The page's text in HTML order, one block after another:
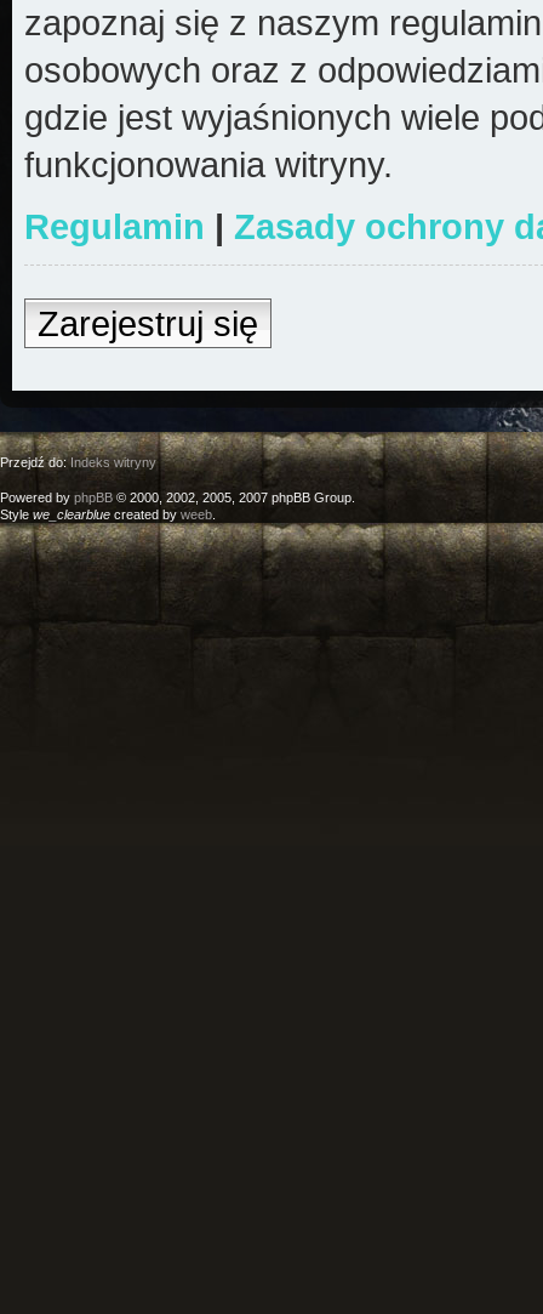
zapoznaj się z naszym
osobowych oraz z
gdzie jest wyjaśnionych wiele
funkcjonowania witryny.
Regulamin | Zasady ochrony
Zarejestruj się
Przejdź do:Indeks witryny
Powered by phpBB © 2000, 2002, 2005, 2007 phpBB Group.
Style we_clearblue created by weeb